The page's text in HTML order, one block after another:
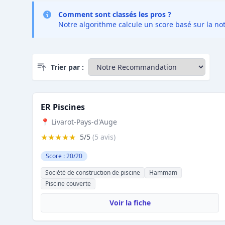
Comment sont classés les pros ?
Notre algorithme calcule un score basé sur la
Trier par :
ER Piscines
📍 Livarot-Pays-d'Auge
★★★★★ 5/5 (5 avis)
Score : 20/20
Société de construction de piscine
Hammam
Piscine couverte
Voir la fiche